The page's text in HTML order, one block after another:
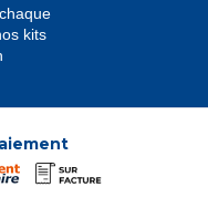
kits